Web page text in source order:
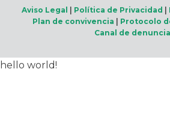
Aviso Legal
Política de Privacidad
Plan de convivencia
Protocolo
Canal de
hello world!